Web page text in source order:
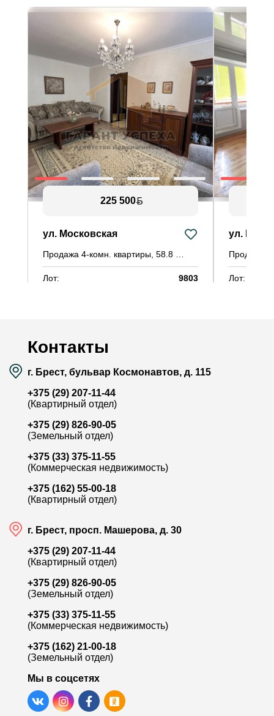
225 500
ул. Московская
Продажа 4-комн. квартиры, 58.8 м²
Лот:
9803
ул.
Лот:
Контакты
г. Брест, бульвар Космонавтов, д. 115
+375 (29) 207-11-44
(Квартирный отдел)
+375 (29) 826-90-05
(Земельный отдел)
+375 (33) 375-11-55
(Коммерческая недвижимость)
+375 (162) 55-00-18
(Квартирный отдел)
г. Брест, просп. Машерова, д. 30
+375 (29) 207-11-44
(Квартирный отдел)
+375 (29) 826-90-05
(Земельный отдел)
+375 (33) 375-11-55
(Коммерческая недвижимость)
+375 (162) 21-00-18
(Земельный отдел)
Мы в соцсетях